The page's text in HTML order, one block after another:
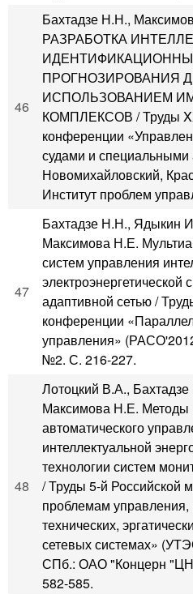
46
Бахтадзе Н.Н.,
РАЗРАБОТКА
ПРОГНОЗИРОВАНИЯ
ИСПОЛЬЗОВАНИЕМ
КОМПЛЕКСОВ / Труды
конференции
судами и
Новомихайловский,
Институт проблем
47
Бахтадзе Н.Н., Ядыкин
Максимова Н.Е.
систем управления
электроэнергетической
адаптивной сетью /
конференции
управления»
№2. С. 216-227.
48
Лотоцкий В.А.,
Максимова Н.Е. Методы
автоматического
интеллектуальной
технологии систем
/ Труды 5-й Российской
проблемам
технических,
сетевых системах»
СПб.: ОАО "Концерн
582-585.